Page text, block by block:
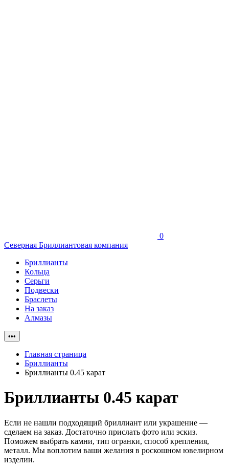
0
Северная Бриллиантовая компания
Бриллианты
Кольца
Серьги
Подвески
Браслеты
На заказ
Алмазы
•••
Главная страница
Бриллианты
Бриллианты 0.45 карат
Бриллианты 0.45 карат
Если не нашли подходящий бриллиант или украшение —
сделаем на заказ. Достаточно прислать фото или эскиз.
Поможем выбрать камни, тип огранки, способ крепления,
металл. Мы воплотим ваши желания в роскошном ювелирном
изделии.